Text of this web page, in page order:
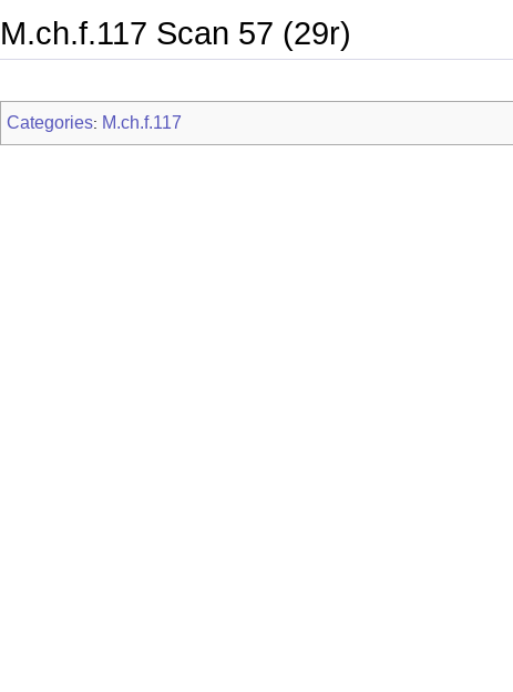
M.ch.f.117 Scan 57 (29r)
Categories: M.ch.f.117